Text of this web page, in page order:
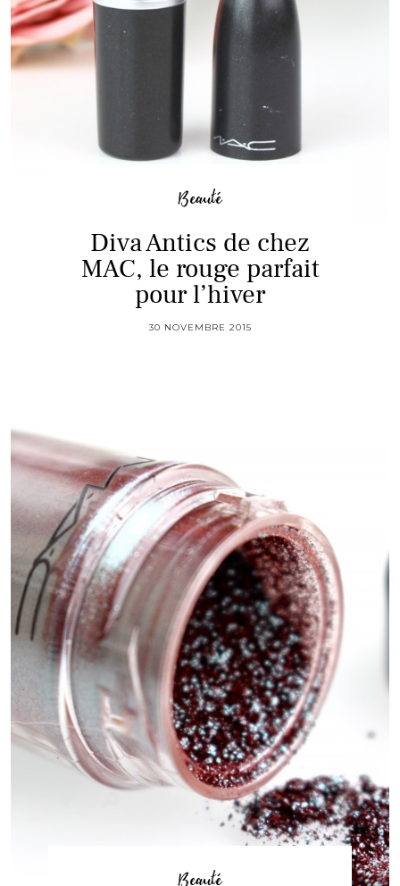
Beauté
Diva Antics de chez
MAC, le rouge parfait
pour l’hiver
30 NOVEMBRE 2015